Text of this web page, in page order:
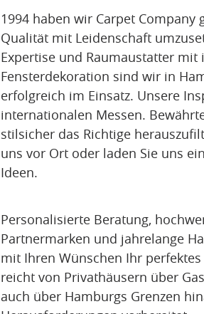
1994 haben wir Carpet
Qualität mit Leidenschaft
Expertise und Raumaustatter
Fensterdekoration sind wir in
erfolgreich im Einsatz. Unsere
internationalen Messen.
stilsicher das Richtige
uns vor Ort oder laden Sie uns
Ideen.
Personalisierte Beratung,
Partnermarken und jahrelange
mit Ihren Wünschen Ihr
reicht von Privathäusern über
auch über Hamburgs Grenzen